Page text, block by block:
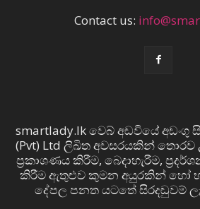
Contact us:
smartlady.lk වෙබ් අඩවියේ අඩංගු
(Pvt) Ltd ලිඛිත අවසරයකින් තොරව
ප්‍රකාශණය කිරීම, බෙදාහැරීම,
කිරීම ඇතුළුව කුමන අයුරකින් හෝ
දේපල පනත යටතේ සිරදඬුවම්